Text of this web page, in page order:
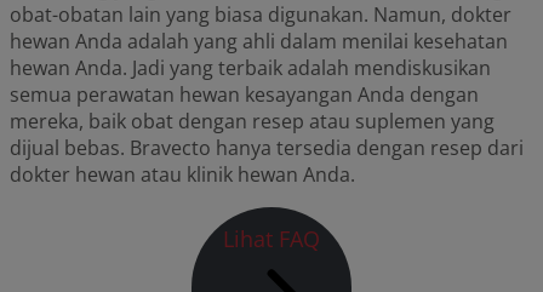
obat-obatan lain yang biasa digunakan. Namun, dokter
hewan Anda adalah yang ahli dalam menilai kesehatan
hewan Anda. Jadi yang terbaik adalah mendiskusikan
semua perawatan hewan kesayangan Anda dengan
mereka, baik obat dengan resep atau suplemen yang
dijual bebas. Bravecto hanya tersedia dengan resep dari
dokter hewan atau klinik hewan Anda.
Lihat FAQ